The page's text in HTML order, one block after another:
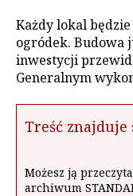
Każdy lokal
ogródek. Budowa
inwestycji
Generalnym
Treść
Możesz ją
archiwum